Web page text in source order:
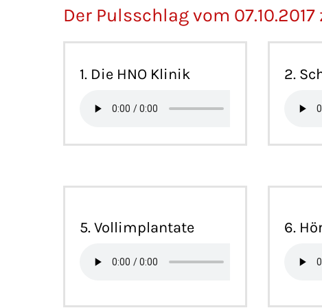
Der Pulsschlag vom
1. Die HNO Klinik 2.
5. Vollimplantate 6.